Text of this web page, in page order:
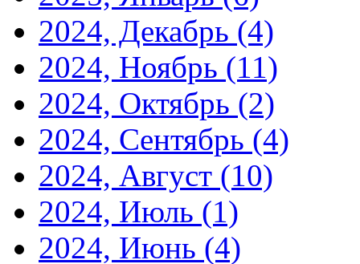
2024, Декабрь (4)
2024, Ноябрь (11)
2024, Октябрь (2)
2024, Сентябрь (4)
2024, Август (10)
2024, Июль (1)
2024, Июнь (4)